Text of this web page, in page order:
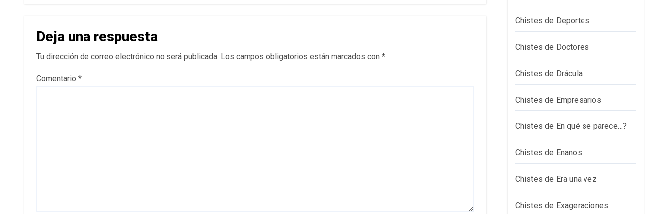
Deja una respuesta
Tu dirección de correo electrónico no será publicada. Los campos obligatorios están marcados con *
Comentario *
Chistes de Deportes
Chistes de Doctores
Chistes de Drácula
Chistes de Empresarios
Chistes de En qué se parece…?
Chistes de Enanos
Chistes de Era una vez
Chistes de Exageraciones